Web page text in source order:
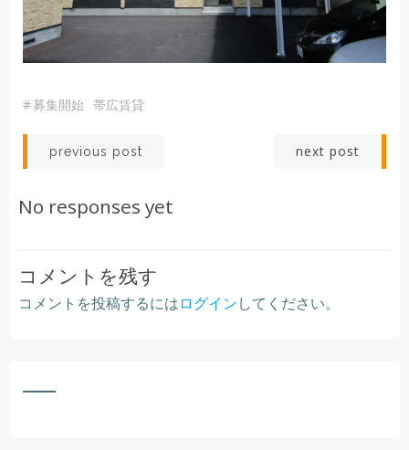
#募集開始 帯広賃貸
Post
navigation
previous post next post
No responses yet
コメントを残す
コメントを投稿するにはログインしてください。